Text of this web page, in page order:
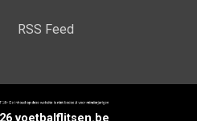
RSS Feed
voetbalflitsen.be